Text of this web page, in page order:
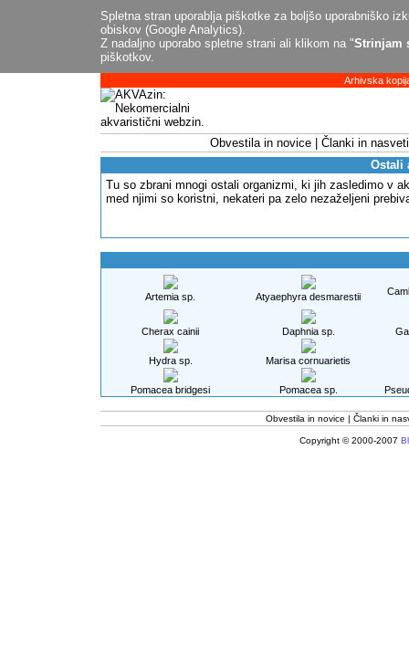
Spletna stran uporablja piškotke za boljšo uporabniško
obiskov (Google Analytics).
Z nadaljno uporabo spletne strani ali klikom na "Strinjam
piškotkov.
Arhivska
Obvestila in novice
Članki in nasveti
Ostali
Tu so zbrani mnogi ostali organizmi, ki jih zasledimo v
med njimi so koristni, nekateri pa zelo nezaželjeni
Artemia sp. Atyaephyra desmarestii
Cherax cainii Daphnia sp.
Hydra sp. Marisa cornuarietis
Pomacea bridgesi Pomacea sp.
Obvestila in novice Članki in
Copyright © 2000-2007